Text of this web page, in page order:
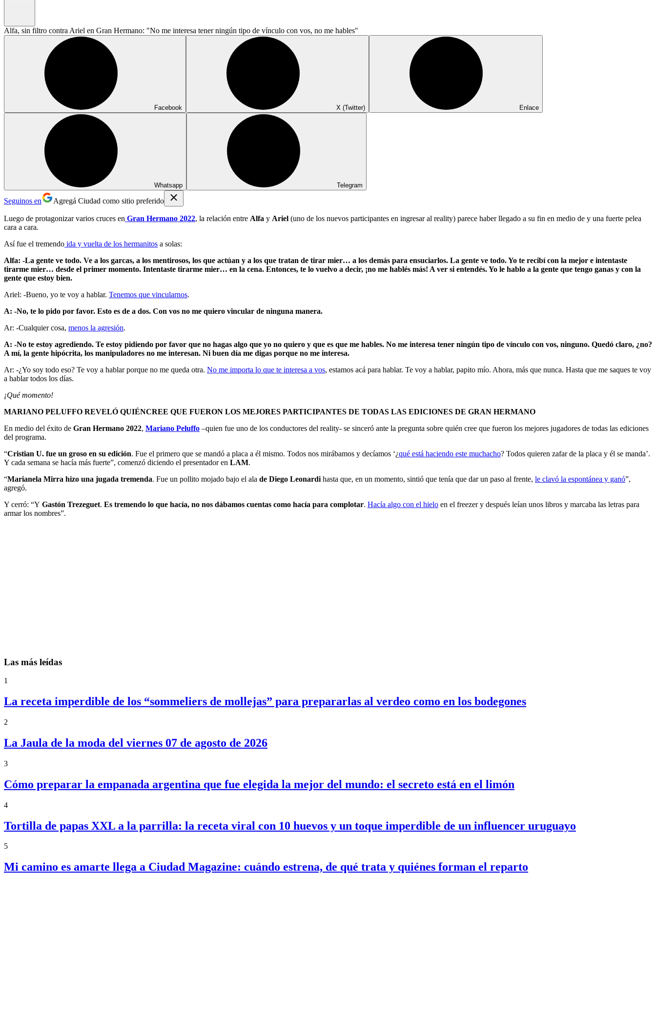
Alfa, sin filtro contra Ariel en Gran Hermano: "No me interesa tener ningún tipo de vínculo con vos, no me hables"
Facebook X (Twitter) Enlace
Whatsapp Telegram
Seguinos en Agregá Ciudad como sitio preferido
Luego de protagonizar varios cruces en Gran Hermano 2022, la relación entre Alfa y Ariel (uno de los nuevos participantes en ingresar al reality) parece haber llegado a su fin en medio de y una fuerte pelea
cara a cara.
Así fue el tremendo ida y vuelta de los hermanitos a solas:
Alfa: -La gente ve todo. Ve a los garcas, a los mentirosos, los que actúan y a los que tratan de tirar mier… a los demás para ensuciarlos. La gente ve todo. Yo te recibí con la mejor e intentaste
tirarme mier… desde el primer momento. Intentaste tirarme mier… en la cena. Entonces, te lo vuelvo a decir, ¡no me hablés más! A ver si entendés. Yo le hablo a la gente que tengo ganas y con la
gente que estoy bien.
Ariel: -Bueno, yo te voy a hablar. Tenemos que vincularnos.
A: -No, te lo pido por favor. Esto es de a dos. Con vos no me quiero vincular de ninguna manera.
Ar: -Cualquier cosa, menos la agresión.
A: -No te estoy agrediendo. Te estoy pidiendo por favor que no hagas algo que yo no quiero y que es que me hables. No me interesa tener ningún tipo de vínculo con vos, ninguno. Quedó claro, ¿no?
A mí, la gente hipócrita, los manipuladores no me interesan. Ni buen día me digas porque no me interesa.
Ar: -¿Yo soy todo eso? Te voy a hablar porque no me queda otra. No me importa lo que te interesa a vos, estamos acá para hablar. Te voy a hablar, papito mío. Ahora, más que nunca. Hasta que me saques te voy
a hablar todos los días.
¡Qué momento!
MARIANO PELUFFO REVELÓ QUIÉNCREE QUE FUERON LOS MEJORES PARTICIPANTES DE TODAS LAS EDICIONES DE GRAN HERMANO
En medio del éxito de Gran Hermano 2022, Mariano Peluffo –quien fue uno de los conductores del reality- se sinceró ante la pregunta sobre quién cree que fueron los mejores jugadores de todas las ediciones
del programa.
“Cristian U. fue un groso en su edición. Fue el primero que se mandó a placa a él mismo. Todos nos mirábamos y decíamos ‘¿qué está haciendo este muchacho? Todos quieren zafar de la placa y él se manda’.
Y cada semana se hacía más fuerte”, comenzó diciendo el presentador en LAM.
“Marianela Mirra hizo una jugada tremenda. Fue un pollito mojado bajo el ala de Diego Leonardi hasta que, en un momento, sintió que tenía que dar un paso al frente, le clavó la espontánea y ganó”,
agregó.
Y cerró: “Y Gastón Trezeguet. Es tremendo lo que hacía, no nos dábamos cuentas como hacía para complotar. Hacía algo con el hielo en el freezer y después leían unos libros y marcaba las letras para
armar los nombres”.
Las más leídas
1
La receta imperdible de los “sommeliers de mollejas” para prepararlas al verdeo como en los bodegones
2
La Jaula de la moda del viernes 07 de agosto de 2026
3
Cómo preparar la empanada argentina que fue elegida la mejor del mundo: el secreto está en el limón
4
Tortilla de papas XXL a la parrilla: la receta viral con 10 huevos y un toque imperdible de un influencer uruguayo
5
Mi camino es amarte llega a Ciudad Magazine: cuándo estrena, de qué trata y quiénes forman el reparto